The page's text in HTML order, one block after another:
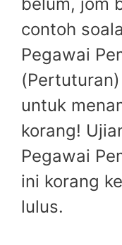
contoh
Pegawai
untuk
korang!
Pegawai
ini korang
lulus.